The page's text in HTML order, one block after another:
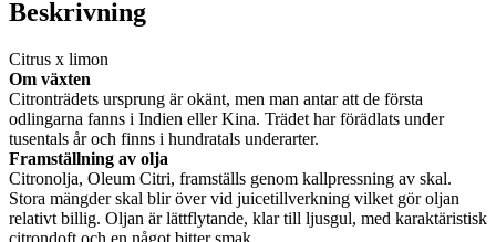
Beskrivning
Citrus x limon
Om växten
Citronträdets ursprung är okänt, men man antar att de första
odlingarna fanns i Indien eller Kina. Trädet har förädlats under
tusentals år och finns i hundratals underarter.
Framställning av olja
Citronolja, Oleum Citri, framställs genom kallpressning av skal.
Stora mängder skal blir över vid juicetillverkning vilket gör oljan
relativt billig. Oljan är lättflytande, klar till ljusgul, med karaktäristisk
citrondoft och en något bitter smak.